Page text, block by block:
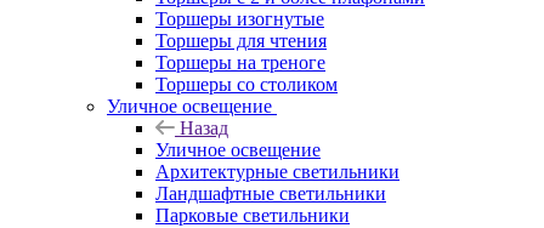
Торшеры изогнутые
Торшеры для чтения
Торшеры на треноге
Торшеры со столиком
Уличное освещение
Назад
Уличное освещение
Архитектурные светильники
Ландшафтные светильники
Парковые светильники